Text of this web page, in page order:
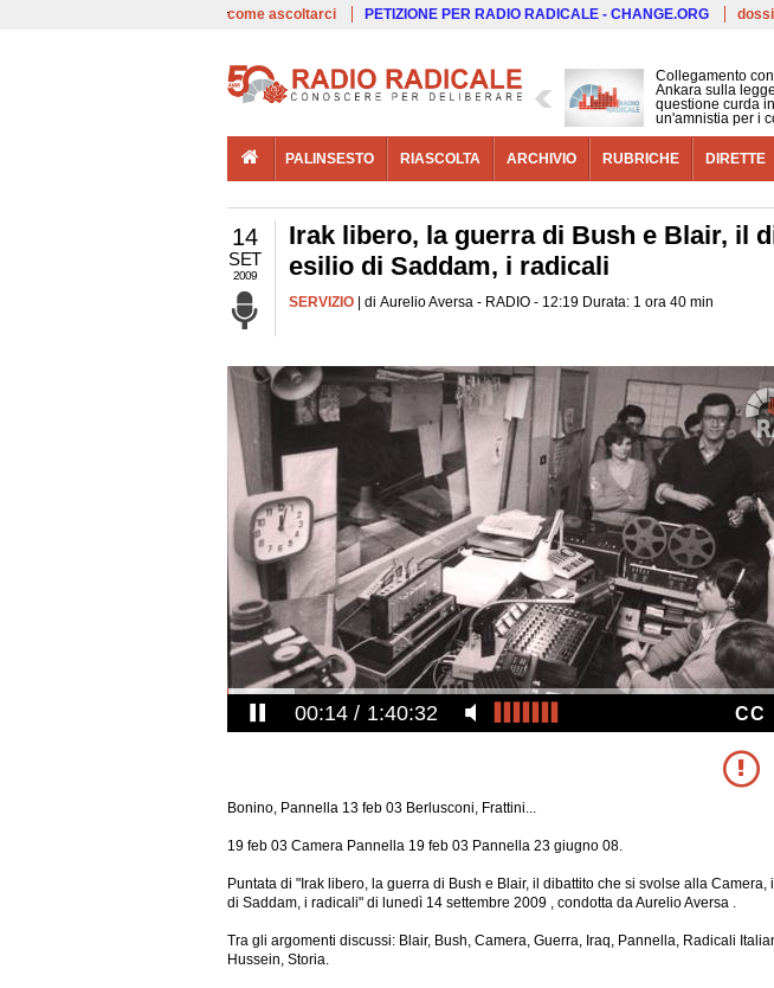
come ascoltarci PETIZIONE PER RADIO RADICALE - CHANGE.ORG
Collegamento
Ankara sulla
questione curda
un'amnistia per i
PALINSESTO RIASCOLTA ARCHIVIO RUBRICHE DIRETTE
14
SET
2009
Irak libero, la guerra di Bush e Blair, il
esilio di Saddam, i radicali
SERVIZIO | di Aurelio Aversa - RADIO - 12:19 Durata: 1 ora 40 min
00:15 1:40:32 CC
Bonino, Pannella 13 feb 03 Berlusconi, Frattini...
19 feb 03 Camera Pannella 19 feb 03 Pannella 23 giugno 08.
Puntata di "Irak libero, la guerra di Bush e Blair, il dibattito che si svolse alla Camera,
di Saddam, i radicali" di lunedì 14 settembre 2009 , condotta da Aurelio Aversa .
Tra gli argomenti discussi: Blair, Bush, Camera, Guerra, Iraq, Pannella, Radicali
Hussein, Storia.